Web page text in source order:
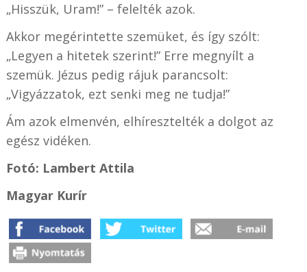
„Hisszük, Uram!” – felelték azok.
Akkor megérintette szemüket, és így szólt:
„Legyen a hitetek szerint!” Erre megnyílt a
szemük. Jézus pedig rájuk parancsolt:
„Vigyázzatok, ezt senki meg ne tudja!”
Ám azok elmenvén, elhíresztelték a dolgot az
egész vidéken.
Fotó: Lambert Attila
Magyar Kurír